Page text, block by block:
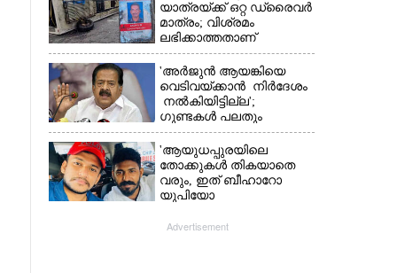
യാത്രയ്‌ക്ക് ഒറ്റ ഡ്രൈവർ
മാത്രം; വിശ്രമം
ലഭിക്കാത്തതാണ്
കെഎസ്‌ആർടിസി
അപകടത്തിന്
കാരണമെന്ന് വിമർശനം
'അർജുൻ ആയങ്കിയെ
വെടിവയ്ക്കാൻ നിർദേശം
നൽകിയിട്ടില്ല';
ഗുണ്ടകൾ പലതും
പറയുമെന്ന് രമേശ്
ചെന്നിത്തല
'ആയുധപ്പുരയിലെ
തോക്കുകൾ തികയാതെ
വരും, ഇത് ബീഹാറോ
യുപിയോ
പിന്തുണയുമായി ആകാശ്
Advertisement